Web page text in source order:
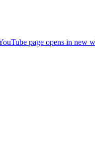
page opens in new